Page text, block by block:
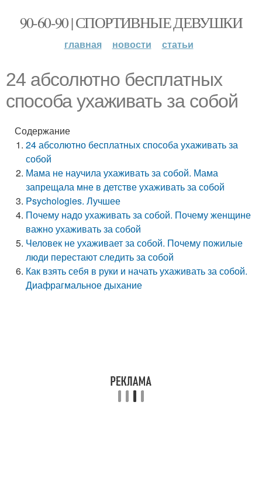
90-60-90 | СПОРТИВНЫЕ ДЕВУШКИ
главная новости статьи
24 абсолютно бесплатных
способа ухаживать за собой
Содержание
24 абсолютно бесплатных способа ухаживать за
собой
Мама не научила ухаживать за собой. Мама
запрещала мне в детстве ухаживать за собой
Psychologies. Лучшее
Почему надо ухаживать за собой. Почему женщине
важно ухаживать за собой
Человек не ухаживает за собой. Почему пожилые
люди перестают следить за собой
Как взять себя в руки и начать ухаживать за собой.
Диафрагмальное дыхание